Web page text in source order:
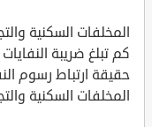
المخلفات السكنية
كم تبلغ ضريبة
حقيقة ارتباط رسوم
المخلفات السكنية